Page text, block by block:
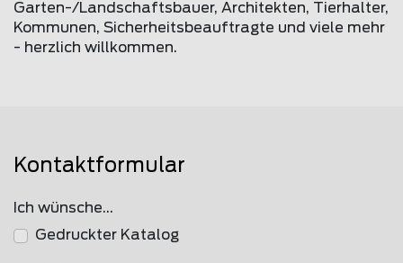
Garten-/Landschaftsbauer, Architekten, Tierhalter,
Kommunen, Sicherheitsbeauftragte und viele mehr
- herzlich willkommen.
Kontaktformular
Ich wünsche...
Gedruckter Katalog